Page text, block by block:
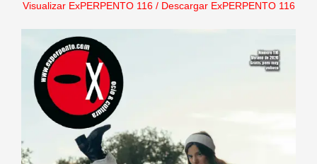
Visualizar ExPERPENTO 116/ Descargar ExPERPENTO 116